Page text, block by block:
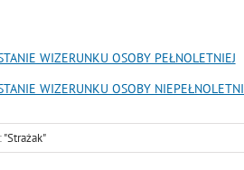
WIZERUNKU OSOBY PEŁNOLETNIEJ
WIZERUNKU OSOBY